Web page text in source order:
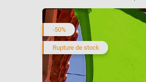
-50%
Rupture de stock